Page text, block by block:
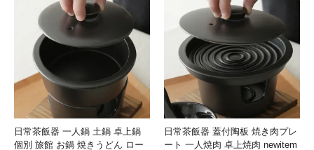
日常茶飯器 一人鍋 土鍋 卓上鍋
個別 旅館 お鍋 焼きうどん ロー
日常茶飯器 蓋付陶板 焼き肉プレ
ート 一人焼肉 卓上焼肉 newitem